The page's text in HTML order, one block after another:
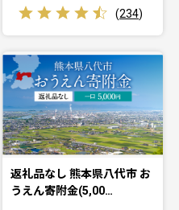
(234)
返礼品なし 熊本県八代市 お
うえん寄附金(5,00…